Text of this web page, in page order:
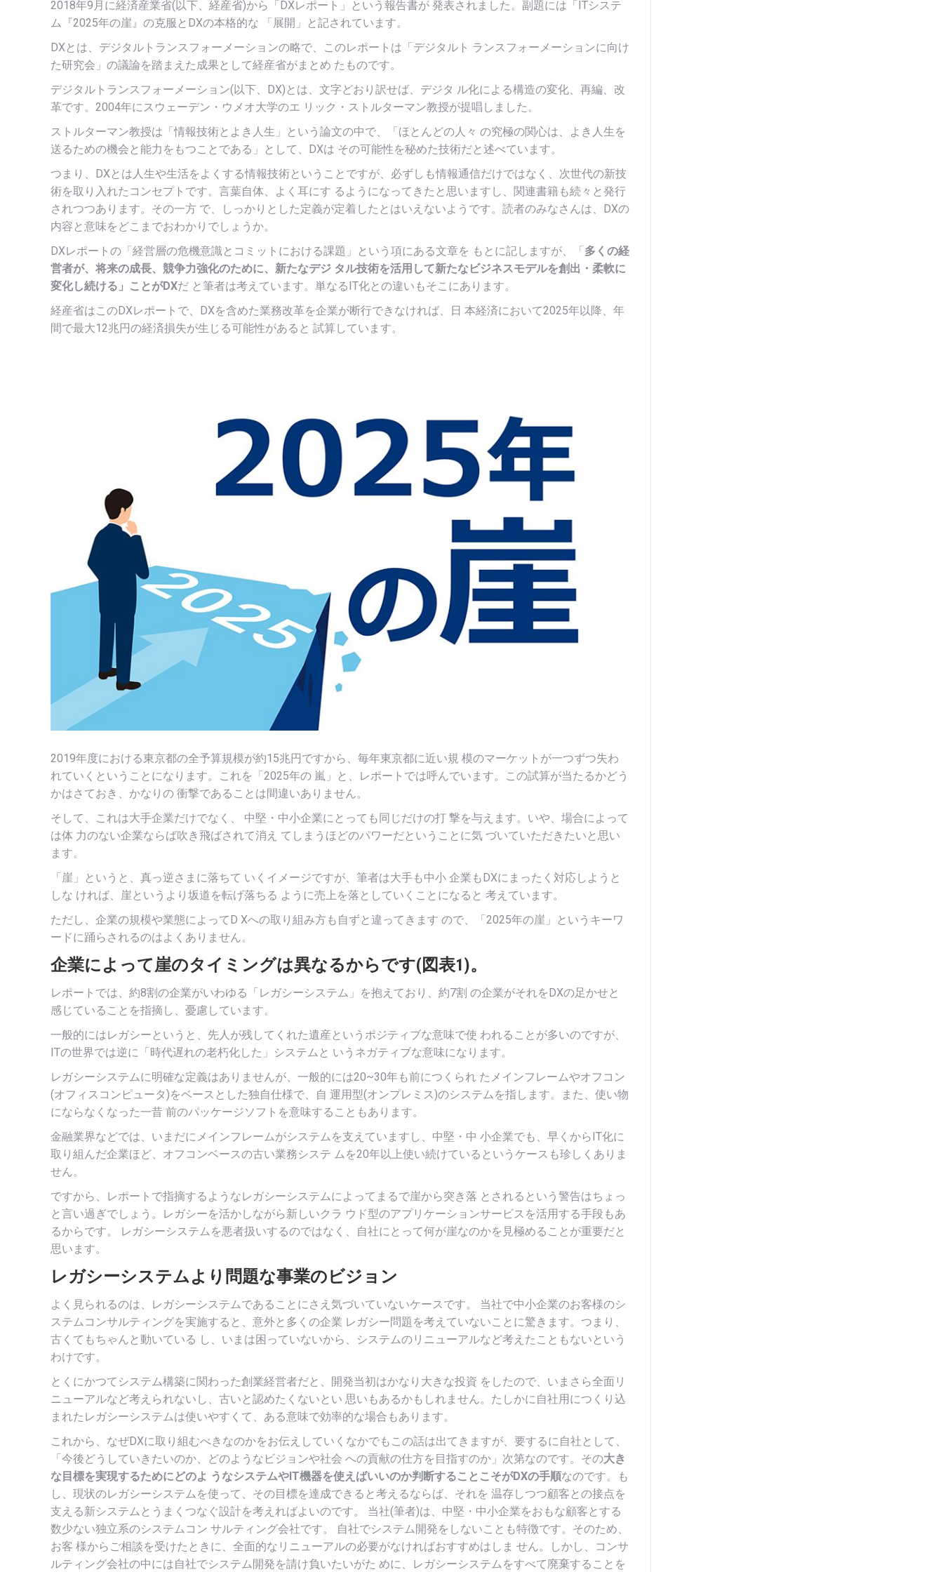
2018年9月に経済産業省(以下、経産省)から「DXレポート」という報告書が 発表されました。副題には「ITシステ
ム『2025年の崖』の克服とDXの本格的な 「展開」と記されています。
DXとは、デジタルトランスフォーメーションの略で、このレポートは「デジタルト ランスフォーメーションに向け
た研究会」の議論を踏まえた成果として経産省がまとめ たものです。
デジタルトランスフォーメーション(以下、DX)とは、文字どおり訳せば、デジタ ル化による構造の変化、再編、改
革です。2004年にスウェーデン・ウメオ大学のエ リック・ストルターマン教授が提唱しました。
ストルターマン教授は「情報技術とよき人生」という論文の中で、「ほとんどの人々 の究極の関心は、よき人生を
送るための機会と能力をもつことである」として、DXは その可能性を秘めた技術だと述べています。
つまり、DXとは人生や生活をよくする情報技術ということですが、必ずしも情報通信だけではなく、次世代の新技
術を取り入れたコンセプトです。言葉自体、よく耳にす るようになってきたと思いますし、関連書籍も続々と発行
されつつあります。その一方 で、しっかりとした定義が定着したとはいえないようです。読者のみなさんは、DXの
内容と意味をどこまでおわかりでしょうか。
DXレポートの「経営層の危機意識とコミットにおける課題」という項にある文章を もとに記しますが、「多くの経
営者が、将来の成長、競争力強化のために、新たなデジ タル技術を活用して新たなビジネスモデルを創出・柔軟に
変化し続ける」ことがDXだ と筆者は考えています。単なるIT化との違いもそこにあります。
経産省はこのDXレポートで、DXを含めた業務改革を企業が断行できなければ、日 本経済において2025年以降、年
間で最大12兆円の経済損失が生じる可能性があると 試算しています。
2019年度における東京都の全予算規模が約15兆円ですから、毎年東京都に近い規 模のマーケットが一つずつ失わ
れていくということになります。これを「2025年の 嵐」と、レポートでは呼んでいます。この試算が当たるかどう
かはさておき、かなりの 衝撃であることは間違いありません。
そして、これは大手企業だけでなく、 中堅・中小企業にとっても同じだけの打 撃を与えます。いや、場合によって
は体 力のない企業ならば吹き飛ばされて消え てしまうほどのパワーだということに気 づいていただきたいと思い
ます。
「崖」というと、真っ逆さまに落ちて いくイメージですが、筆者は大手も中小 企業もDXにまったく対応しようと
しな ければ、崖というより坂道を転げ落ちる ように売上を落としていくことになると 考えています。
ただし、企業の規模や業態によってD Xへの取り組み方も自ずと違ってきます ので、「2025年の崖」というキーワ
ードに踊らされるのはよくありません。
企業によって崖のタイミングは異なるからです(図表1)。
レポートでは、約8割の企業がいわゆる「レガシーシステム」を抱えており、約7割 の企業がそれをDXの足かせと
感じていることを指摘し、憂慮しています。
一般的にはレガシーというと、先人が残してくれた遺産というポジティブな意味で使 われることが多いのですが、
ITの世界では逆に「時代遅れの老朽化した」システムと いうネガティブな意味になります。
レガシーシステムに明確な定義はありませんが、一般的には20~30年も前につくられ たメインフレームやオフコン
(オフィスコンピュータ)をベースとした独自仕様で、自 運用型(オンプレミス)のシステムを指します。また、使い物
にならなくなった一昔 前のパッケージソフトを意味することもあります。
金融業界などでは、いまだにメインフレームがシステムを支えていますし、中堅・中 小企業でも、早くからIT化に
取り組んだ企業ほど、オフコンベースの古い業務システ ムを20年以上使い続けているというケースも珍しくありま
せん。
ですから、レポートで指摘するようなレガシーシステムによってまるで崖から突き落 とされるという警告はちょっ
と言い過ぎでしょう。レガシーを活かしながら新しいクラ ウド型のアプリケーションサービスを活用する手段もあ
るからです。 レガシーシステムを悪者扱いするのではなく、自社にとって何が崖なのかを見極めることが重要だと
思います。
レガシーシステムより問題な事業のビジョン
よく見られるのは、レガシーシステムであることにさえ気づいていないケースです。 当社で中小企業のお客様のシ
ステムコンサルティングを実施すると、意外と多くの企業 レガシー問題を考えていないことに驚きます。つまり、
古くてもちゃんと動いている し、いまは困っていないから、システムのリニューアルなど考えたこともないという
わけです。
とくにかつてシステム構築に関わった創業経営者だと、開発当初はかなり大きな投資 をしたので、いまさら全面リ
ニューアルなど考えられないし、古いと認めたくないとい 思いもあるかもしれません。たしかに自社用につくり込
まれたレガシーシステムは使いやすくて、ある意味で効率的な場合もあります。
これから、なぜDXに取り組むべきなのかをお伝えしていくなかでもこの話は出てきますが、要するに自社として、
「今後どうしていきたいのか、どのようなビジョンや社会 への貢献の仕方を目指すのか」次第なのです。その大き
な目標を実現するためにどのよ うなシステムやIT機器を使えばいいのか判断することこそがDXの手順なのです。も
し、現状のレガシーシステムを使って、その目標を達成できると考えるならば、それを 温存しつつ顧客との接点を
支える新システムとうまくつなぐ設計を考えればよいのです。 当社(筆者)は、中堅・中小企業をおもな顧客とする
数少ない独立系のシステムコン サルティング会社です。 自社でシステム開発をしないことも特徴です。そのため、
お客 様からご相談を受けたときに、全面的なリニューアルの必要がなければおすすめはしま せん。しかし、コンサ
ルティング会社の中には自社でシステム開発を請け負いたいがた めに、レガシーシステムをすべて廃棄することを